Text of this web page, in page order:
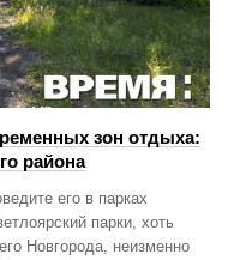
зон отдыха:
района
его в парках
парки, хоть
Новгорода, неизменно